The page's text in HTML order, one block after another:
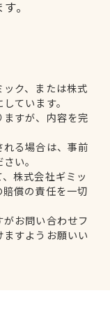
。
ク、または株式
ています。
すが、内容を完
る場合は、事前
い。
株式会社ギミッ
償の責任を一切
お問い合わせフ
すようお願いい